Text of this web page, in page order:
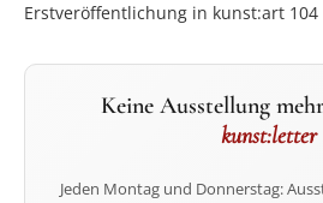
Erstveröffentlichung in kunst:art 104
Keine Ausstellung
kunst:letter
Jeden Montag und Donnerstag: